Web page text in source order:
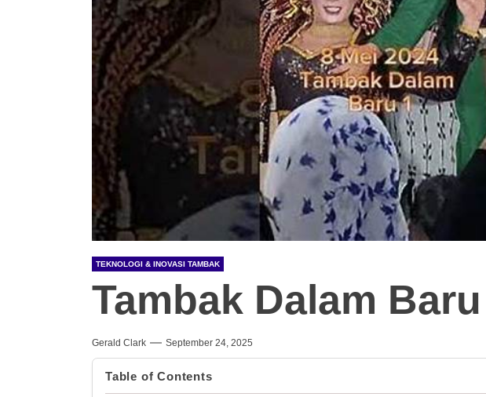
TEKNOLOGI & INOVASI TAMBAK
Tambak Dalam
Gerald Clark September 24, 2025
Table of Contents